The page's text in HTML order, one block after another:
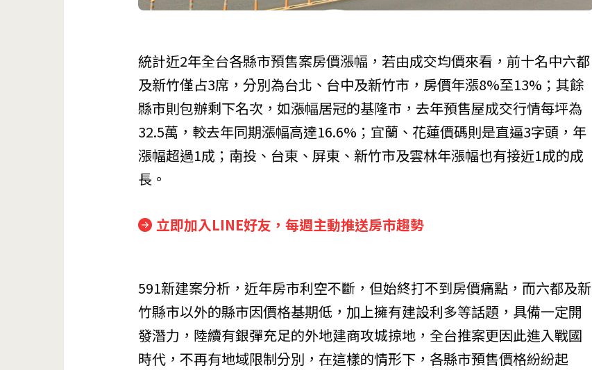
統計近2年全台各縣市預售案房價漲幅，若由成交均價來看，前十名中六都
及新竹僅占3席，分別為台北、台中及新竹市，房價年漲8%至13%；其餘
縣市則包辦剩下名次，如漲幅居冠的基隆市，去年預售屋成交行情每坪為
32.5萬，較去年同期漲幅高達16.6%；宜蘭、花蓮價碼則是直逼3字頭，年
漲幅超過1成；南投、台東、屏東、新竹市及雲林年漲幅也有接近1成的成
長。
立即加入LINE好友，每週主動推送房市趨勢
591新建案分析，近年房市利空不斷，但始終打不到房價痛點，而六都及新
竹縣市以外的縣市因價格基期低，加上擁有建設利多等話題，具備一定開
發潛力，陸續有銀彈充足的外地建商攻城掠地，全台推案更因此進入戰國
時代，不再有地域限制分別，在這樣的情形下，各縣市預售價格紛紛起